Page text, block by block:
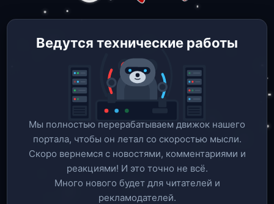
Ведутся технические работы
Мы полностью перерабатываем движок нашего
портала, чтобы он летал со скоростью мысли.
Скоро вернемся c новостями, комментариями и
реакциями! И это точно не всё.
Много нового будет для читателей и
рекламодателей.